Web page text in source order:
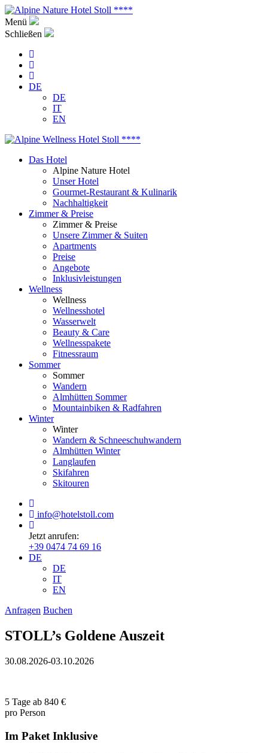
Menü
Schließen
DE
DE
IT
EN
Das Hotel
Alpine Nature Hotel
Unser Hotel
Gourmet-Restaurant & Kulinarik
Nachhaltigkeit
Zimmer & Preise
Zimmer & Preise
Unsere Zimmer & Suiten
Apartments
Preise
Angebote
Inklusivleistungen
Wellness
Wellness
Wellnesshotel
Wasserwelt
Beauty & Care
Wellnesspakete
Fitnessraum
Sommer
Sommer
Wandern
Almhütten Sommer
Mountainbiken & Radfahren
Winter
Winter
Wandern & Schneeschuhwandern
Almhütten Winter
Langlaufen
Skifahren
Skitouren
info@hotelstoll.com
Jetzt anrufen:
+39 0474 74 69 16
DE
DE
IT
EN
Anfragen Buchen
STOLL’s Goldene Auszeit
30.08.2026-03.10.2026
5 Tage ab 840 €
pro Person
Im Paket Inklusive